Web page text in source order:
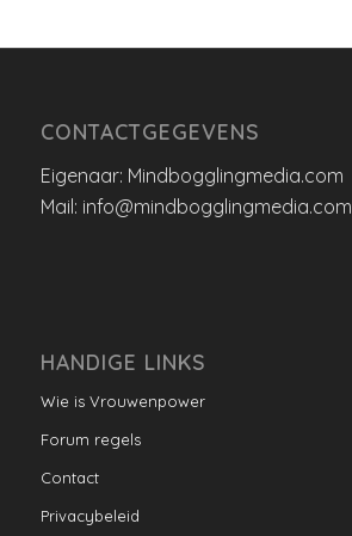
CONTACTGEGEVENS
Eigenaar: Mindbogglingmedia.com
Mail: info@mindbogglingmedia.com
HANDIGE LINKS
Wie is Vrouwenpower
Forum regels
Contact
Privacybeleid